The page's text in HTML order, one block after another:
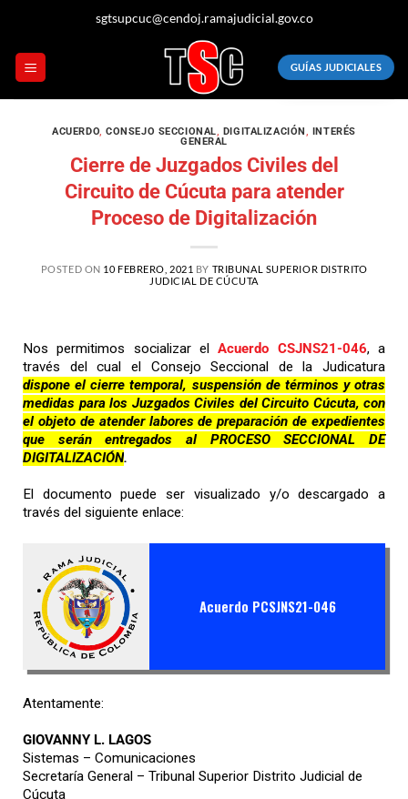
sgtsupcuc@cendoj.ramajudicial.gov.co
GUÍAS JUDICIALES
ACUERDO,CONSEJO SECCIONAL, DIGITALIZACIÓN, INTERÉS
GENERAL
Cierre de Juzgados Civiles del
Circuito de Cúcuta para atender
Proceso de Digitalización
POSTED ON 10 FEBRERO, 2021 BY TRIBUNAL SUPERIOR DISTRITO
JUDICIAL DE CÚCUTA
Nos permitimos socializar elAcuerdo CSJNS21-046, a
través del cual el Consejo Seccional de la Judicatura
dispone el cierre temporal, suspensión de términos y otras
medidas para los Juzgados Civiles del Circuito Cúcuta, con
el objeto de atender labores de preparación de expedientes
que serán entregados al PROCESO SECCIONAL DE
DIGITALIZACIÓN.
El documento puede ser visualizado y/o descargado a
través del siguiente enlace:
Acuerdo PCSJNS21-046
Atentamente:
GIOVANNY L. LAGOS
Sistemas – Comunicaciones
Secretaría General – Tribunal Superior Distrito Judicial de
Cúcuta